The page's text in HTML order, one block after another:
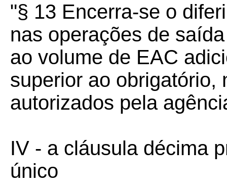
"§ 13 Encerra-se o
nas operações de
ao volume de EAC
superior ao obrigatório,
autorizados pela
IV - a cláusula décima
único